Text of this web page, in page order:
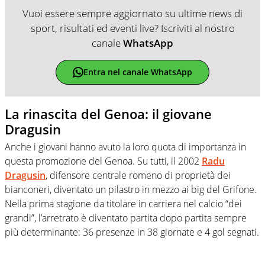
Vuoi essere sempre aggiornato su ultime news di
sport, risultati ed eventi live? Iscriviti al nostro
canaleWhatsApp
Entra nel canale WhatsApp
La rinascita del Genoa: il giovane
Dragusin
Anche i giovani hanno avuto la loro quota di importanza in
questa promozione del Genoa. Su tutti, il 2002 Radu
Dragusin, difensore centrale romeno di proprietà dei
bianconeri, diventato un pilastro in mezzo ai big del Grifone.
Nella prima stagione da titolare in carriera nel calcio “dei
grandi”, l’arretrato è diventato partita dopo partita sempre
più determinante: 36 presenze in 38 giornate e 4 gol segnati.